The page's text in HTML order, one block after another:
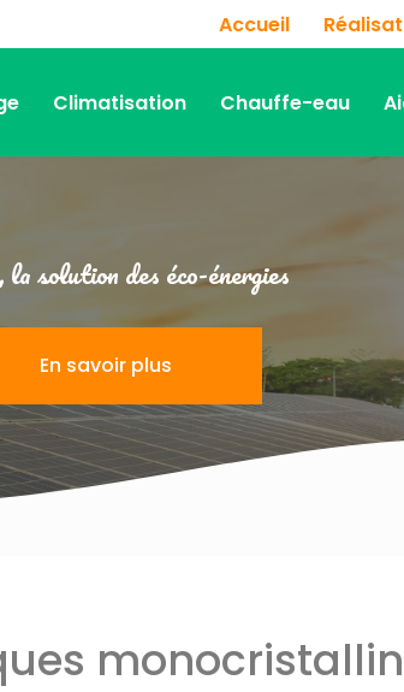
Navigation
Accueil
Climatisation Chauffe-eau
solution des éco-énergies
En savoir plus